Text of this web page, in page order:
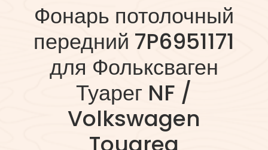
Фонарь потолочный
передний 7P6951171
для Фольксваген
Туарег NF /
Volkswagen